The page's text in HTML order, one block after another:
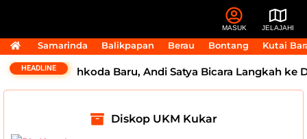
MASUK JELAJAHI
Samarinda Balikpapan Berau Bontang Kutai
HEADLINE
Punya Nahkoda Baru, Andi Satya Bicara Langkah ke
Diskop UKM Kukar